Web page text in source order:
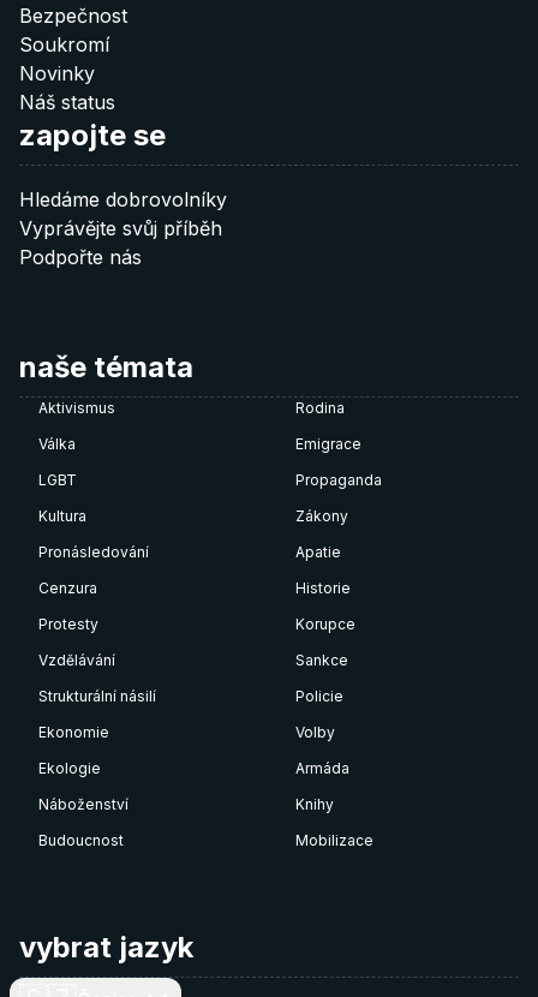
Bezpečnost
Soukromí
Novinky
Náš status
zapojte se
Hledáme dobrovolníky
Vyprávějte svůj příběh
Podpořte nás
naše témata
Aktivismus
Rodina
Válka
Emigrace
LGBT
Propaganda
Kultura
Zákony
Pronásledování
Apatie
Cenzura
Historie
Protesty
Korupce
Vzdělávání
Sankce
Strukturální násilí
Policie
Ekonomie
Volby
Ekologie
Armáda
Náboženství
Knihy
Budoucnost
Mobilizace
vybrat jazyk